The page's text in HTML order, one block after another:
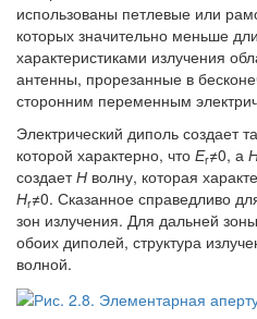
использованы петлевые или
которых значительно меньше
характеристиками излучения
антенны, прорезанные в
сторонним переменным
Электрический диполь создает
которой характерно, что Еr≠0, а
создаетН волну, которая
Нr≠0. Сказанное справедливо
зон излучения. Для дальней
обоих диполей, структура
волной.